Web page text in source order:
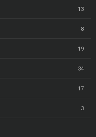
13
8
19
34
17
3